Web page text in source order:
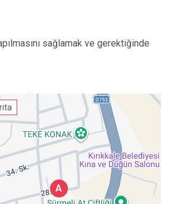
sağlamak ve gerektiğinde
A